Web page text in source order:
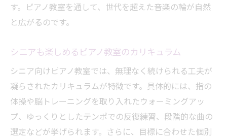
す。ピアノ教室を通して、世代を超えた音楽の輪が自然
と広がるのです。
シニアも楽しめるピアノ教室のカリキュラム
シニア向けピアノ教室では、無理なく続けられる工夫が
凝らされたカリキュラムが特徴です。具体的には、指の
体操や脳トレーニングを取り入れたウォーミングアッ
プ、ゆっくりとしたテンポでの反復練習、段階的な曲の
選定などが挙げられます。さらに、目標に合わせた個別